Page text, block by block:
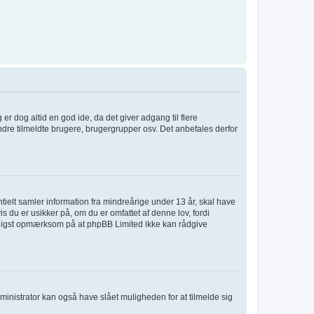
dog altid en god ide, da det giver adgang til flere
tilmeldte brugere, brugergrupper osv. Det anbefales derfor
samler information fra mindreårige under 13 år, skal have
er usikker på, om du er omfattet af denne lov, fordi
opmærksom på at phpBB Limited ikke kan rådgive
kan også have slået muligheden for at tilmelde sig